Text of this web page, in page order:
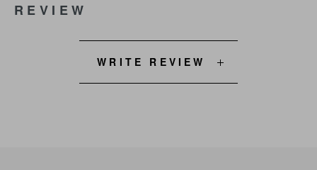
REVIEW
WRITE REVIEW